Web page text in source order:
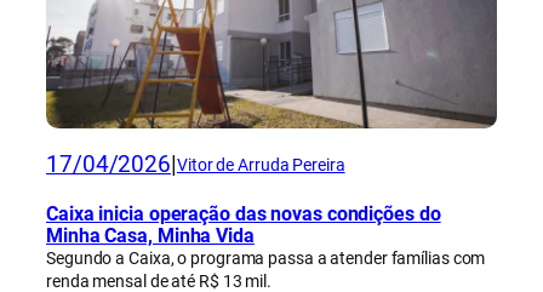
17/04/2026 Vitor de Arruda Pereira
Caixa inicia operação das novas condições do
Minha Casa, Minha Vida
Segundo a Caixa, o programa passa a atender famílias com
renda mensal de até R$ 13 mil.